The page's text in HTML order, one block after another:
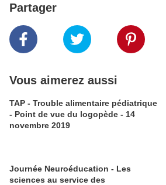
Partager
Vous aimerez aussi
TAP - Trouble alimentaire pédiatrique
- Point de vue du logopède - 14
novembre 2019
Journée Neuroéducation - Les
sciences au service des